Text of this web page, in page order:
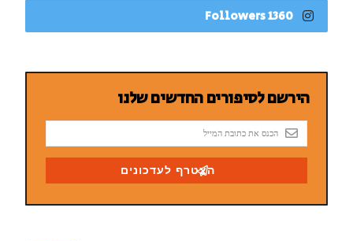
1360 Followers